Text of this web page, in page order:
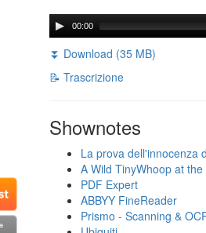
00:00
⏬ Download (35 MB)
📝 Trascrizione
Shownotes
La prova dell'innocenza
A Wild TinyWhoop at
PDF Expert
ABBYY FineReader
Prismo - Scanning &